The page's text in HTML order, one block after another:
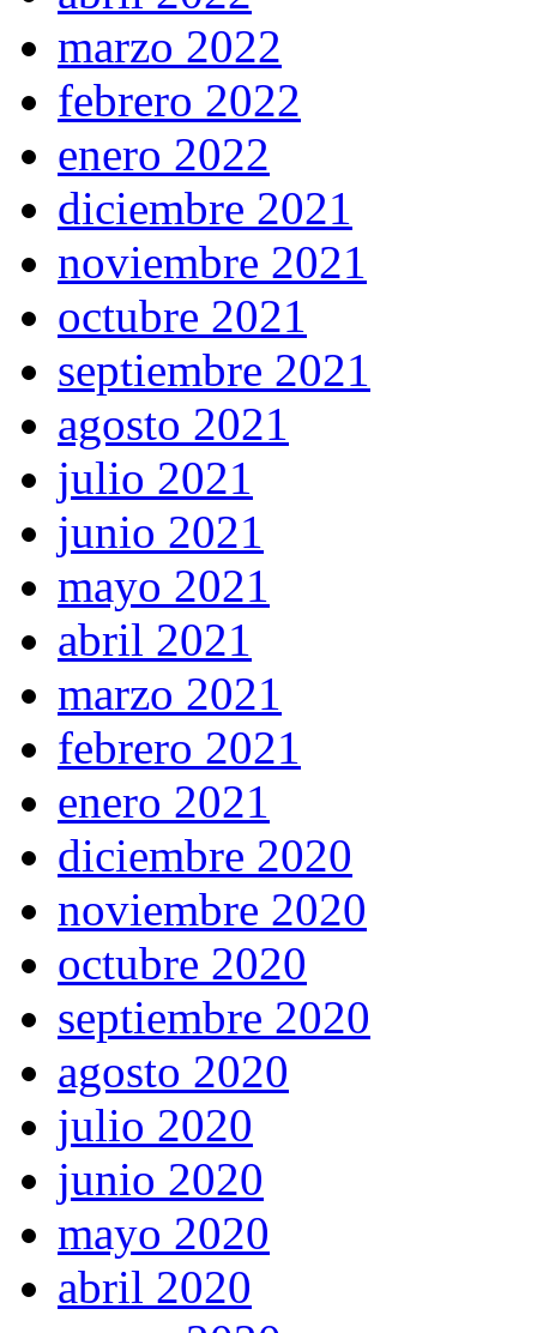
marzo 2022
febrero 2022
enero 2022
diciembre 2021
noviembre 2021
octubre 2021
septiembre 2021
agosto 2021
julio 2021
junio 2021
mayo 2021
abril 2021
marzo 2021
febrero 2021
enero 2021
diciembre 2020
noviembre 2020
octubre 2020
septiembre 2020
agosto 2020
julio 2020
junio 2020
mayo 2020
abril 2020